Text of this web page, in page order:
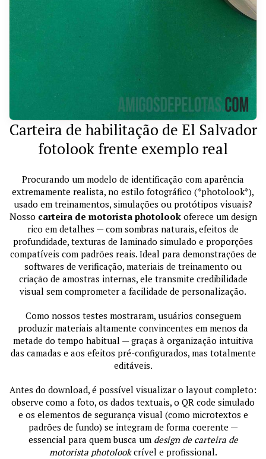
Carteira de habilitação de El Salvador
fotolook frente exemplo real
Procurando um modelo de identificação com aparência
extremamente realista, no estilo fotográfico (*photolook*),
usado em treinamentos, simulações ou protótipos visuais?
Nosso carteira de motorista photolookoferece um design
rico em detalhes — com sombras naturais, efeitos de
profundidade, texturas de laminado simulado e proporções
compatíveis com padrões reais. Ideal para demonstrações de
softwares de verificação, materiais de treinamento ou
criação de amostras internas, ele transmite credibilidade
visual sem comprometer a facilidade de personalização.
Como nossos testes mostraram, usuários conseguem
produzir materiais altamente convincentes em menos da
metade do tempo habitual — graças à organização intuitiva
das camadas e aos efeitos pré-configurados, mas totalmente
editáveis.
Antes do download, é possível visualizar o layout completo:
observe como a foto, os dados textuais, o QR code simulado
e os elementos de segurança visual (como microtextos e
padrões de fundo) se integram de forma coerente —
essencial para quem busca um design de carteira de
motorista photolookcrível e profissional.